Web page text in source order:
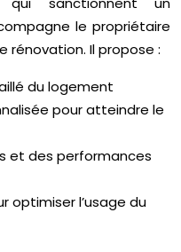
le propriétaire
rénovation. Il propose :
du logement
pour atteindre le
et des performances
optimiser l’usage du